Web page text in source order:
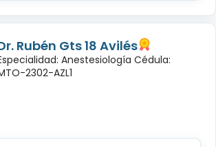
Rubén Gts 18 Avilés
Anestesiología Cédula:
2302-AZL1